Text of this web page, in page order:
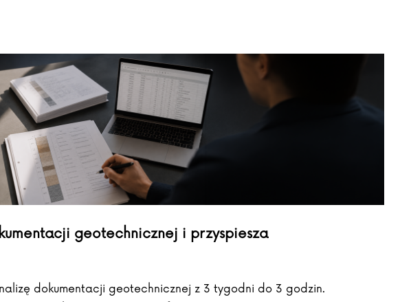
geotechnicznej i przyspiesza
dokumentacji geotechnicznej z 3 tygodni do 3 godzin.